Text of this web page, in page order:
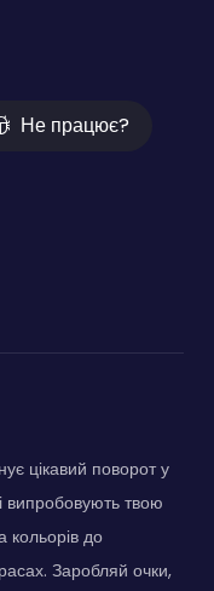
Не працює?
цікавий поворот у
випробовують твою
кольорів до
Заробляй очки,